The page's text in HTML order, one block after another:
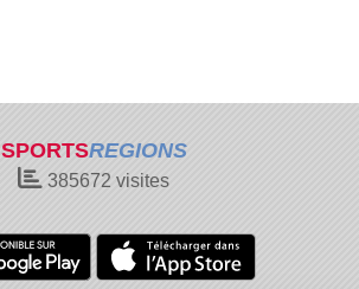
SPORTSREGIONS
385672 visites